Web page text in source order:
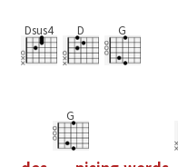
Dsus4 D G
G